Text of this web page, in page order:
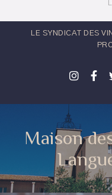
LE SYNDICAT DES
Maison